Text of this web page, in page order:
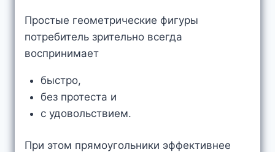
Простые геометрические фигуры
потребитель зрительно всегда
воспринимает
быстро,
без протеста и
с удовольствием.
При этом прямоугольники эффективнее